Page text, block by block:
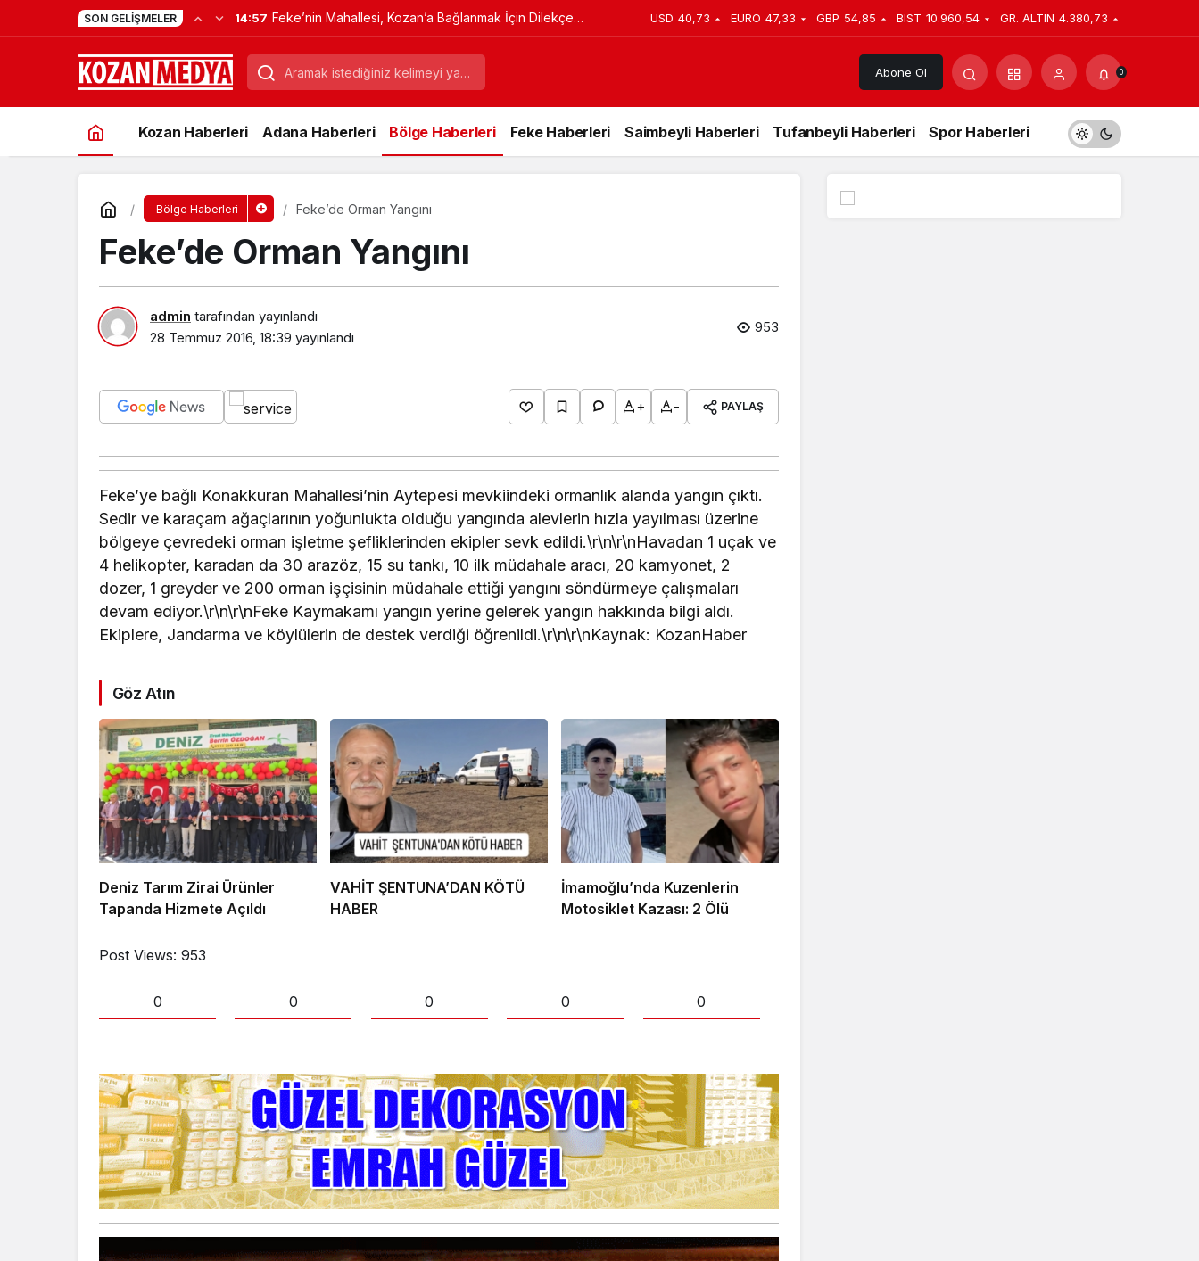
SON GELIŞMELER 14:57 Feke’nin Mahallesi, Kozan’a Bağlanmak İçin Dilekçe
Verdi
USD 40,73 EURO 47,33 GBP 54,85 BIST 10.960,54 GR. ALTIN 4.380,73
Abone Ol 0
Kozan Haberleri Adana Haberleri Bölge Haberleri Feke Haberleri Saimbeyli Haberleri Tufanbeyli Haberleri Spor Haberleri
Bölge Haberleri Feke’de Orman Yangını
Feke’de Orman Yangını
admin tarafından yayınlandı
28 Temmuz 2016, 18:39 yayınlandı
953
+ - PAYLAŞ
Feke’ye bağlı Konakkuran Mahallesi’nin Aytepesi mevkiindeki ormanlık alanda yangın çıktı.
Sedir ve karaçam ağaçlarının yoğunlukta olduğu yangında alevlerin hızla yayılması üzerine
bölgeye çevredeki orman işletme şefliklerinden ekipler sevk edildi.\r\n\r\nHavadan 1 uçak ve
4 helikopter, karadan da 30 arazöz, 15 su tankı, 10 ilk müdahale aracı, 20 kamyonet, 2
dozer, 1 greyder ve 200 orman işçisinin müdahale ettiği yangını söndürmeye çalışmaları
devam ediyor.\r\n\r\nFeke Kaymakamı yangın yerine gelerek yangın hakkında bilgi aldı.
Ekiplere, Jandarma ve köylülerin de destek verdiği öğrenildi.\r\n\r\nKaynak: KozanHaber
Göz Atın
Deniz Tarım Zirai Ürünler
Tapanda Hizmete Açıldı
VAHİT ŞENTUNA’DAN KÖTÜ
HABER
İmamoğlu’nda Kuzenlerin
Motosiklet Kazası: 2 Ölü
Post Views: 953
0 0 0 0 0